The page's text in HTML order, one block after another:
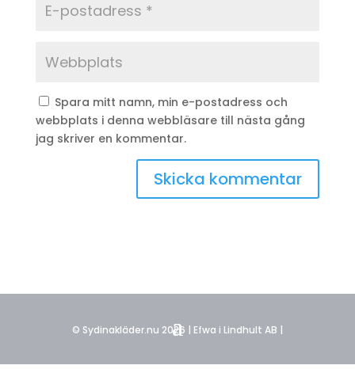
Spara mitt namn, min e-postadress och
webbplats i denna webbläsare till nästa gång
jag skriver en kommentar.
© Sydinakläder.nu 2026 | Efwa i Lindhult AB |